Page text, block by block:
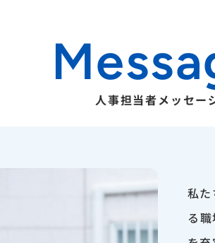
人事担当者メッセー
私
る